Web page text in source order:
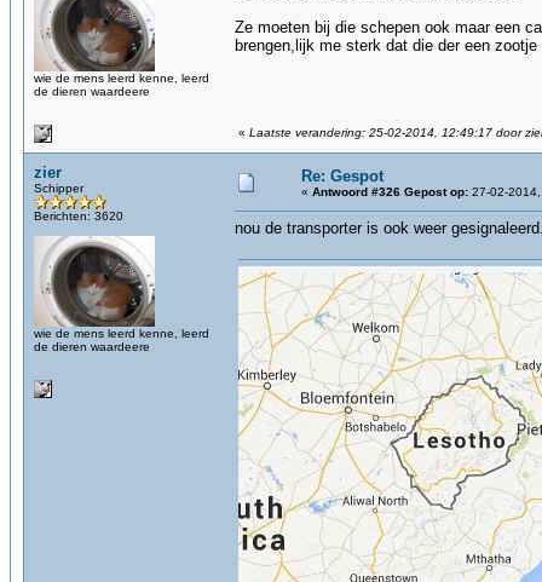
wie de mens leerd kenne, leerd
de dieren waardeere
Ze moeten bij die schepen ook maar een
brengen,lijk me sterk dat die der een
« Laatste verandering: 25-02-2014, 12:49:17 door
zier
Schipper
Berichten: 3620
wie de mens leerd kenne, leerd
de dieren waardeere
Re: Gespot
« Antwoord #326 Gepost op: 27-02-
nou de transporter is ook weer